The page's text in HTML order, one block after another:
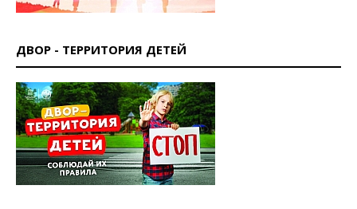
ДВОР - ТЕРРИТОРИЯ ДЕТЕЙ